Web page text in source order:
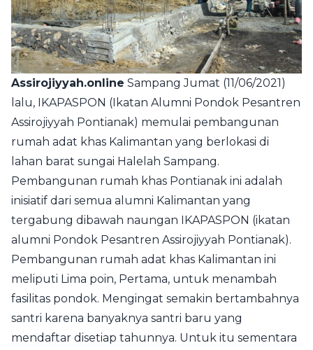
Assirojiyyah.online Sampang Jumat (11/06/2021)
lalu, IKAPASPON (Ikatan Alumni Pondok Pesantren
Assirojiyyah Pontianak) memulai pembangunan
rumah adat khas Kalimantan yang berlokasi di
lahan barat sungai Halelah Sampang.
Pembangunan rumah khas Pontianak ini adalah
inisiatif dari semua alumni Kalimantan yang
tergabung dibawah naungan IKAPASPON (ikatan
alumni Pondok Pesantren Assirojiyyah Pontianak).
Pembangunan rumah adat khas Kalimantan ini
meliputi Lima poin, Pertama, untuk menambah
fasilitas pondok. Mengingat semakin bertambahnya
santri karena banyaknya santri baru yang
mendaftar disetiap tahunnya. Untuk itu sementara